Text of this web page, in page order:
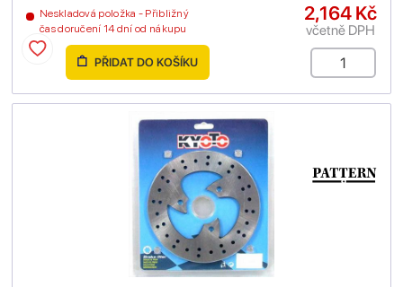
Neskladová položka - Přibližný
čas doručení 14 dní od nákupu
2,164 Kč
včetně DPH
PŘIDAT DO KOŠÍKU